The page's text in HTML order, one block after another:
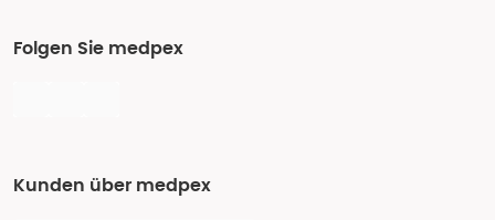
Folgen Sie medpex
Kunden über medpex